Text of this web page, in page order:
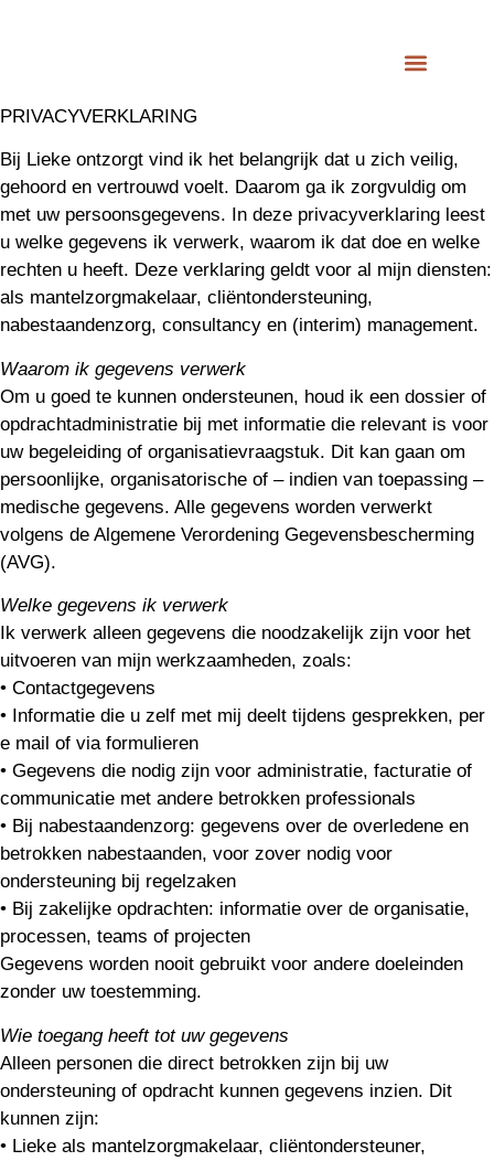
PRIVACYVERKLARING
Bij Lieke ontzorgt vind ik het belangrijk dat u zich veilig,
gehoord en vertrouwd voelt. Daarom ga ik zorgvuldig om
met uw persoonsgegevens. In deze privacyverklaring leest
u welke gegevens ik verwerk, waarom ik dat doe en welke
rechten u heeft. Deze verklaring geldt voor al mijn diensten:
als mantelzorgmakelaar, cliëntondersteuning,
nabestaandenzorg, consultancy en (interim) management.
Waarom ik gegevens verwerk
Om u goed te kunnen ondersteunen, houd ik een dossier of
opdrachtadministratie bij met informatie die relevant is voor
uw begeleiding of organisatievraagstuk. Dit kan gaan om
persoonlijke, organisatorische of – indien van toepassing –
medische gegevens. Alle gegevens worden verwerkt
volgens de Algemene Verordening Gegevensbescherming
(AVG).
Welke gegevens ik verwerk
Ik verwerk alleen gegevens die noodzakelijk zijn voor het
uitvoeren van mijn werkzaamheden, zoals:
• Contactgegevens
• Informatie die u zelf met mij deelt tijdens gesprekken, per
e mail of via formulieren
• Gegevens die nodig zijn voor administratie, facturatie of
communicatie met andere betrokken professionals
• Bij nabestaandenzorg: gegevens over de overledene en
betrokken nabestaanden, voor zover nodig voor
ondersteuning bij regelzaken
• Bij zakelijke opdrachten: informatie over de organisatie,
processen, teams of projecten
Gegevens worden nooit gebruikt voor andere doeleinden
zonder uw toestemming.
Wie toegang heeft tot uw gegevens
Alleen personen die direct betrokken zijn bij uw
ondersteuning of opdracht kunnen gegevens inzien. Dit
kunnen zijn:
• Lieke als mantelzorgmakelaar, cliëntondersteuner,